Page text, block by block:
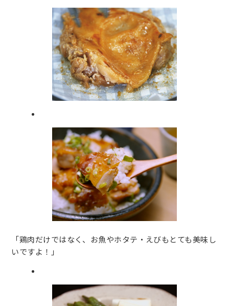
「鶏肉だけではなく、お魚やホタテ・えびもとても美味し
いですよ！」